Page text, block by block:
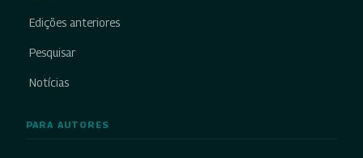
Edições anteriores
Pesquisar
Notícias
PARA AUTORES